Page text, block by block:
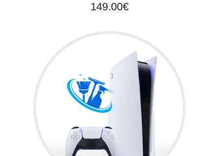
149.00€